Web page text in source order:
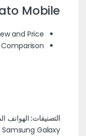
Mobile
and Price
Comparison
التصنيفات: الهواتف
Samsung Galaxy